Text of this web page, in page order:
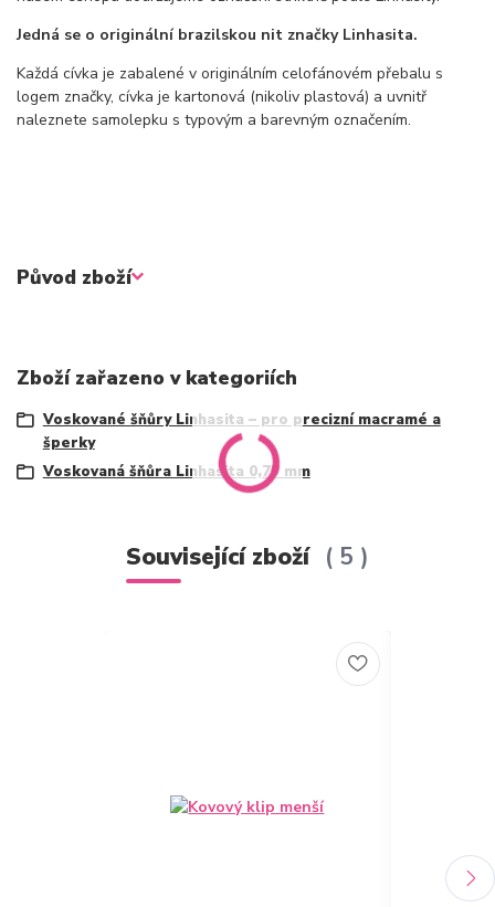
Jedná se o originální brazilskou nit značky Linhasita.
Každá cívka je zabalené v originálním celofánovém přebalu s
logem značky, cívka je kartonová (nikoliv plastová) a uvnitř
naleznete samolepku s typovým a barevným označením.
Původ zboží
Zboží zařazeno v kategoriích
Voskované šňůry Linhasita – pro precizní macramé a
šperky
Voskovaná šňůra Linhasita 0,75 mm
Související zboží 5